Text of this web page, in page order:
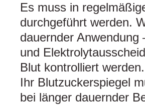
Es muss in
durchgeführt werden.
dauernder
und
Blut kontrolliert werden.
Ihr Blutzuckerspiegel
bei länger dauernder